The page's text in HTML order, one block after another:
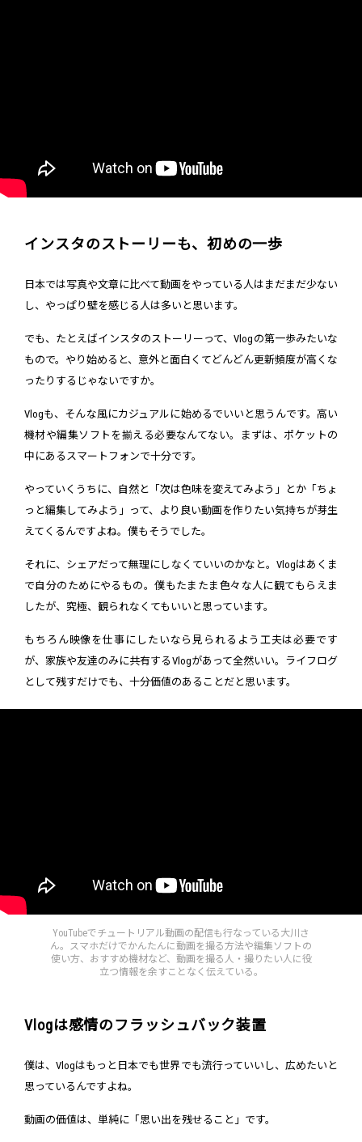
インスタのストーリーも、初めの一歩
日本では写真や文章に比べて動画をやっている人はまだまだ少ない
し、やっぱり壁を感じる人は多いと思います。
でも、たとえばインスタのストーリーって、Vlogの第一歩みたいな
もので。やり始めると、意外と面白くてどんどん更新頻度が高くな
ったりするじゃないですか。
Vlogも、そんな風にカジュアルに始めるでいいと思うんです。高い
機材や編集ソフトを揃える必要なんてない。まずは、ポケットの
中にあるスマートフォンで十分です。
やっていくうちに、自然と「次は色味を変えてみよう」とか「ちょ
っと編集してみよう」って、より良い動画を作りたい気持ちが芽生
えてくるんですよね。僕もそうでした。
それに、シェアだって無理にしなくていいのかなと。Vlogはあくま
で自分のためにやるもの。僕もたまたま色々な人に観てもらえま
したが、究極、観られなくてもいいと思っています。
もちろん映像を仕事にしたいなら見られるよう工夫は必要です
が、家族や友達のみに共有するVlogがあって全然いい。ライフログ
として残すだけでも、十分価値のあることだと思います。
YouTubeでチュートリアル動画の配信も行なっている大川さ
ん。スマホだけでかんたんに動画を撮る方法や編集ソフトの
使い方、おすすめ機材など、動画を撮る人・撮りたい人に役
立つ情報を余すことなく伝えている。
Vlogは感情のフラッシュバック装置
僕は、Vlogはもっと日本でも世界でも流行っていいし、広めたいと
思っているんですよね。
動画の価値は、単純に「思い出を残せること」です。